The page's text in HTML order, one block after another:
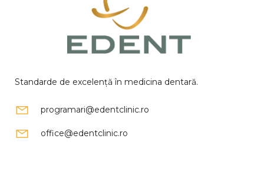
Standarde de excelență în medicina dentară.
programari@edentclinic.ro
office@edentclinic.ro